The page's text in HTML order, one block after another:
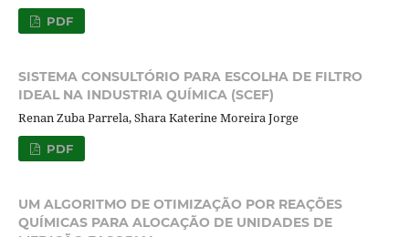
PDF
SISTEMA CONSULTÓRIO PARA ESCOLHA DE FILTRO
IDEAL NA INDUSTRIA QUÍMICA (SCEF)
Renan Zuba Parrela, Shara Katerine Moreira Jorge
PDF
UM ALGORITMO DE OTIMIZAÇÃO POR REAÇÕES
QUÍMICAS PARA ALOCAÇÃO DE UNIDADES DE